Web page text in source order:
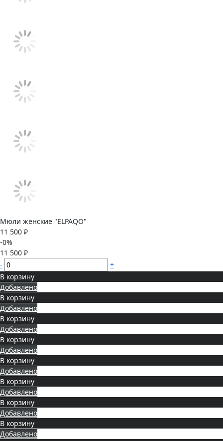
Мюли женские "ELPAQO"
11 500 ₽
-0%
11 500 ₽
-
+
В корзину
Добавлено
В корзину
Добавлено
В корзину
Добавлено
В корзину
Добавлено
В корзину
Добавлено
В корзину
Добавлено
В корзину
Добавлено
В корзину
Добавлено